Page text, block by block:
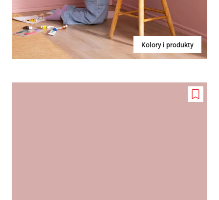
Kolory i produkty
Add